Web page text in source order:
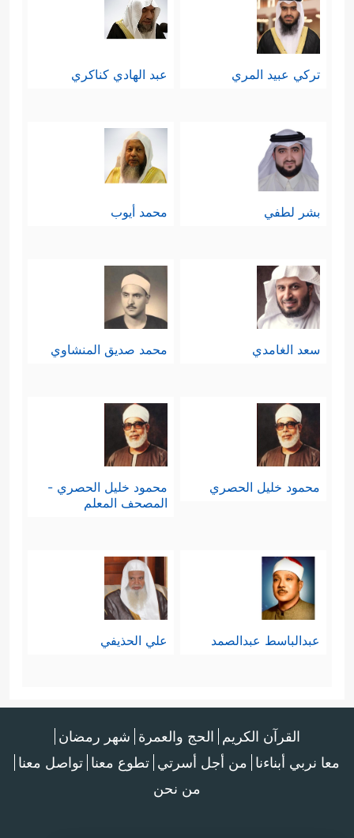
تركي عبيد المري عبد الهادي كناكري
بشر لطفي محمد أيوب
سعد الغامدي محمد صديق المنشاوي
محمود خليل الحصري
محمود خليل الحصري -
المصحف المعلم
عبدالباسط عبدالصمد علي الحذيفي
القرآن الكريم الحج والعمرة شهر رمضان
معا نربي أبناءنا من أجل أسرتي تطوع معنا تواصل معنا
من نحن